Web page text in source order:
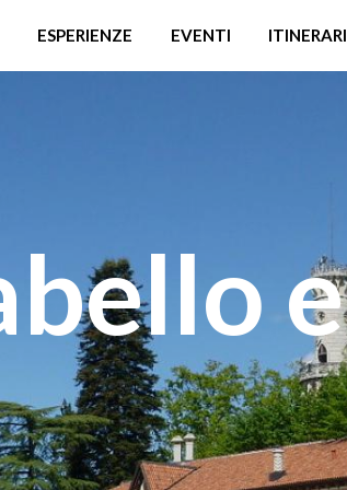
ESPERIENZE EVENTI ITINERARI
e